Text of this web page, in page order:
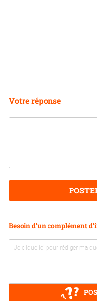
Votre réponse
Besoin d'un complément